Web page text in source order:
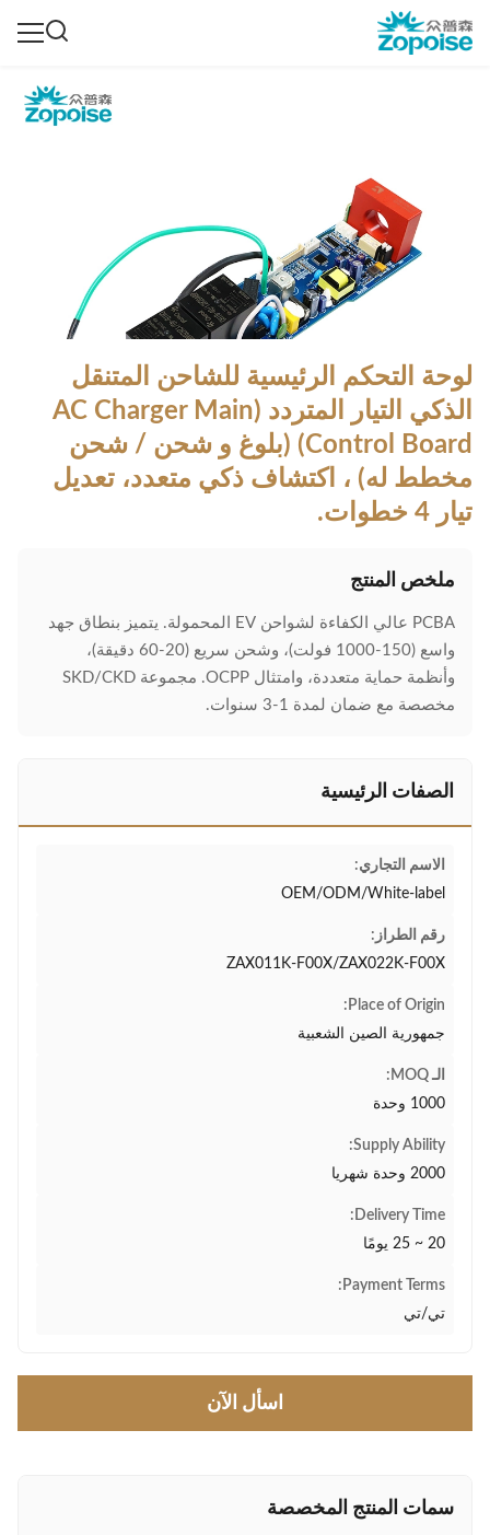
لوحة التحكم الرئيسية للشاحن المتنقل
الذكي التيار المتردد (AC Charger Main
Control Board) (بلوغ و شحن / شحن
مخطط له) ، اكتشاف ذكي متعدد، تعديل
تيار 4 خطوات.
ملخص المنتج
PCBA عالي الكفاءة لشواحن EV المحمولة. يتميز بنطاق جهد
واسع (150-1000 فولت)، وشحن سريع (20-60 دقيقة)،
وأنظمة حماية متعددة، وامتثال OCPP. مجموعة SKD/CKD
مخصصة مع ضمان لمدة 1-3 سنوات.
الصفات الرئيسية
الاسم التجاري:
OEM/ODM/White-label
رقم الطراز:
ZAX011K-F00X/ZAX022K-F00X
Place of Origin:
جمهورية الصين الشعبية
الـ MOQ:
1000 وحدة
Supply Ability:
2000 وحدة شهريا
Delivery Time:
20 ~ 25 يومًا
Payment Terms:
تي/تي
اسأل الآن
سمات المنتج المخصصة